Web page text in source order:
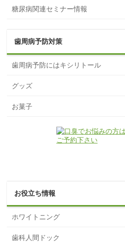
糖尿病関連セミナー情報
歯周病予防対策
歯周病予防にはキシリトール
グッズ
お菓子
お役立ち情報
ホワイトニング
歯科人間ドック